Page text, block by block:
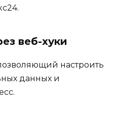
веб-хуки
настроить
данных и